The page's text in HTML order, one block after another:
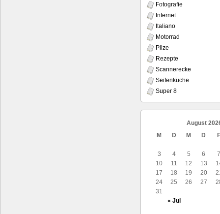
Fotografie
Internet
Italiano
Motorrad
Pilze
Rezepte
Scannerecke
Seifenküche
Super 8
August
M
D M D F
« Jul
3 4 5 6
7
10
11 12 13
17
18 19 20
24
25 26 27
31